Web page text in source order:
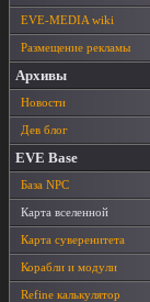
EVE-MEDIA wiki
Размещение рекламы
Архивы
Новости
Дев блог
EVE Base
База NPC
Карта вселенной
Карта суверенитета
Корабли и модули
Refine калькулятор